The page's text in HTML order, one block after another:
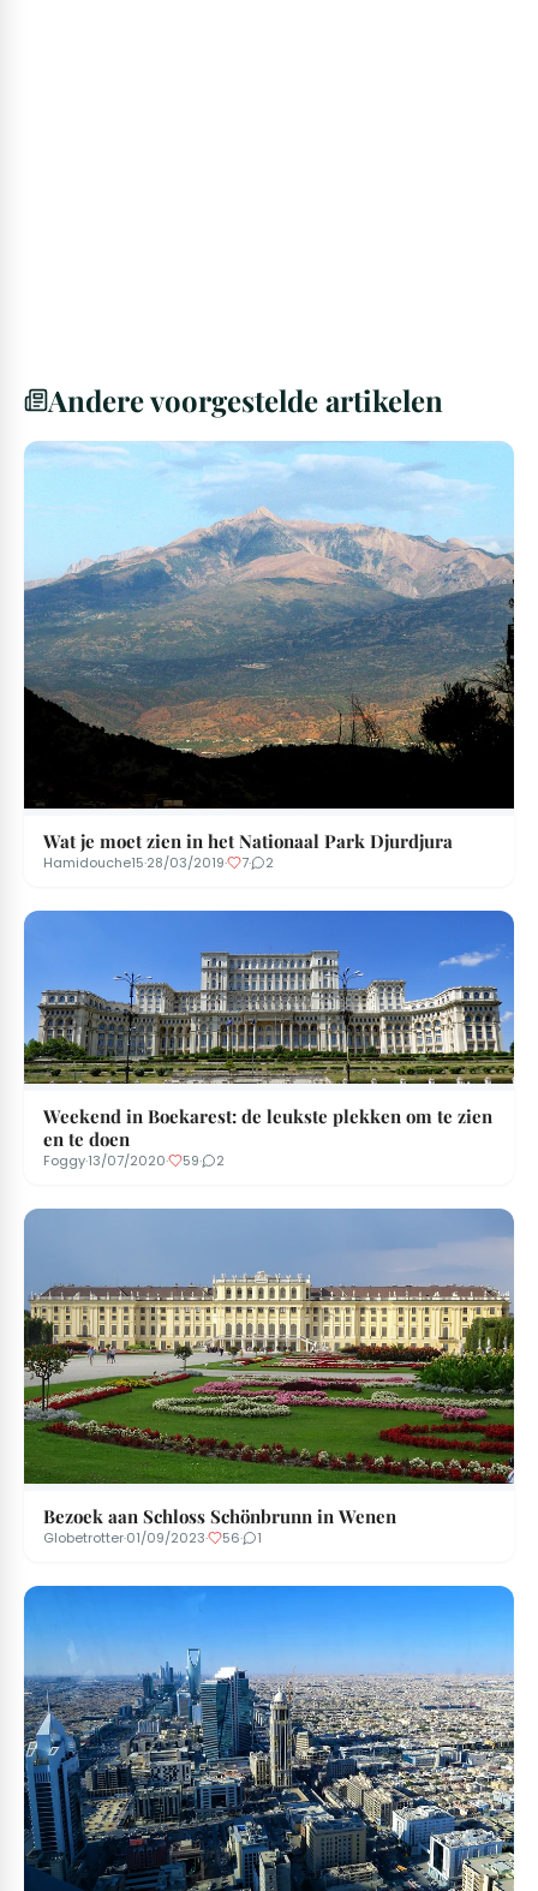
Andere voorgestelde artikelen
Wat je moet zien in het Nationaal Park Djurdjura
Hamidouche15·28/03/2019· 7· 2
Weekend in Boekarest: de leukste plekken om te zien
en te doen
Foggy·13/07/2020· 59· 2
Bezoek aan Schloss Schönbrunn in Wenen
Globetrotter·01/09/2023· 56· 1